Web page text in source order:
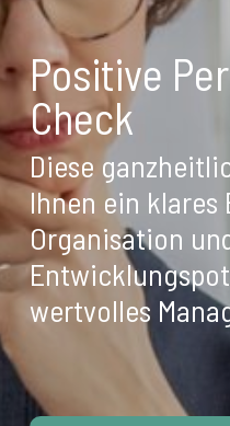
Positive
Check
Diese
Ihnen ein
Organisation
wertvolles